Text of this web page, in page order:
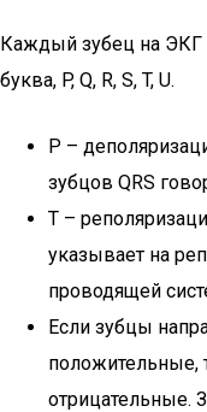
Каждый зубец на ЭКГ
буква, P, Q, R, S, T, U.
Р –
зубцов QRS
Т –
указывает на
проводящей
Если зубцы
положительные,
отрицательные.